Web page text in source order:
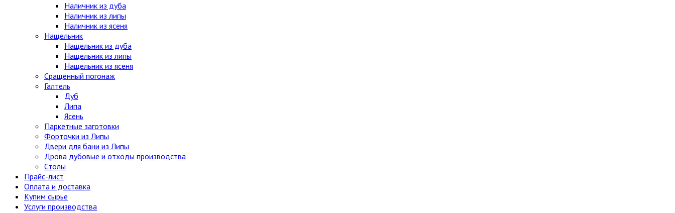
Наличник из дуба
Наличник из липы
Наличник из ясеня
Нащельник
Нащельник из дуба
Нащельник из липы
Нащельник из ясеня
Сращенный погонаж
Галтель
Дуб
Липа
Ясень
Паркетные заготовки
Форточки из Липы
Двери для бани из Липы
Дрова дубовые и отходы производства
Столы
Прайс-лист
Оплата и доставка
Купим сырье
Услуги производства